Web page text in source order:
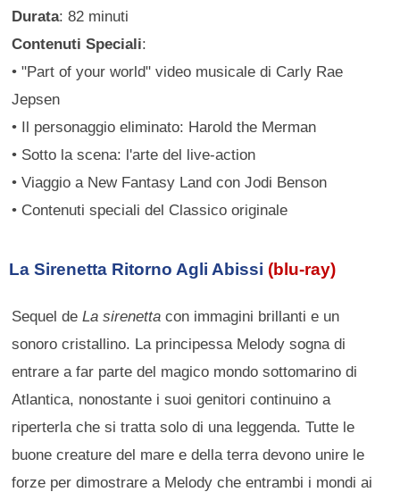
Durata: 82 minuti
Contenuti Speciali:
• "Part of your world" video musicale di Carly Rae
Jepsen
• Il personaggio eliminato: Harold the Merman
• Sotto la scena: l'arte del live-action
• Viaggio a New Fantasy Land con Jodi Benson
• Contenuti speciali del Classico originale
La Sirenetta Ritorno Agli Abissi (blu-ray)
Sequel deLa sirenetta con immagini brillanti e un
sonoro cristallino. La principessa Melody sogna di
entrare a far parte del magico mondo sottomarino di
Atlantica, nonostante i suoi genitori continuino a
riperterla che si tratta solo di una leggenda. Tutte le
buone creature del mare e della terra devono unire le
forze per dimostrare a Melody che entrambi i mondi ai